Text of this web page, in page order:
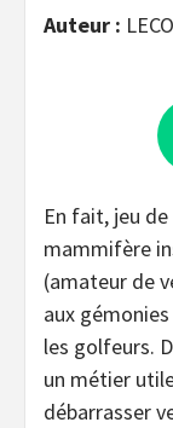
Auteur :
En fait, jeu
mammifère
(amateur de
aux
les golfeurs.
un métier
débarrasser